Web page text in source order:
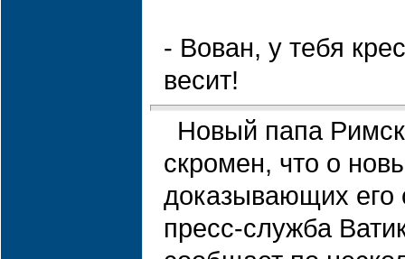
- Вован, у тебя
весит!
Новый папа
скромен, что о
доказывающих его
пресс-служба